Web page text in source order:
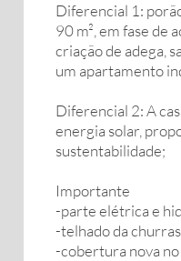
Diferencial 1:
90 m², em fase de
criação de adega,
um apartamento
Diferencial 2: A
energia solar,
sustentabilidade;
Importante
-parte elétrica e
-telhado da
-cobertura nova